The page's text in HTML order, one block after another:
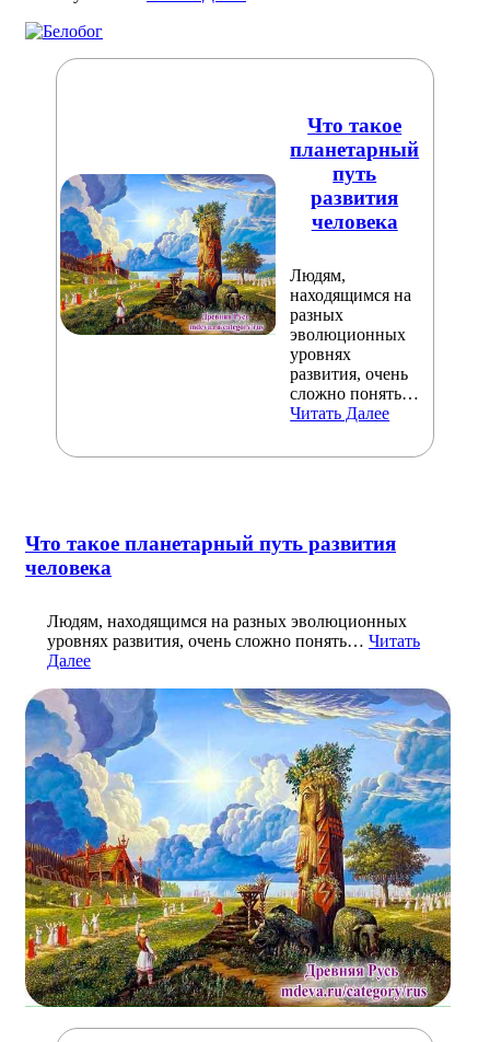
Что такое
планетарный
путь
развития
человека
Людям,
находящимся на
разных
эволюционных
уровнях
развития, очень
сложно понять…
Читать Далее
Что такое планетарный путь развития
человека
Людям, находящимся на разных эволюционных
уровнях развития, очень сложно понять… Читать
Далее